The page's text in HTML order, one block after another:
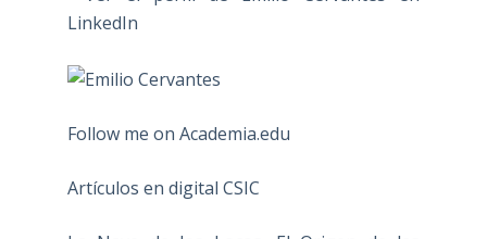
Follow me on Academia.edu
Artículos en digital CSIC